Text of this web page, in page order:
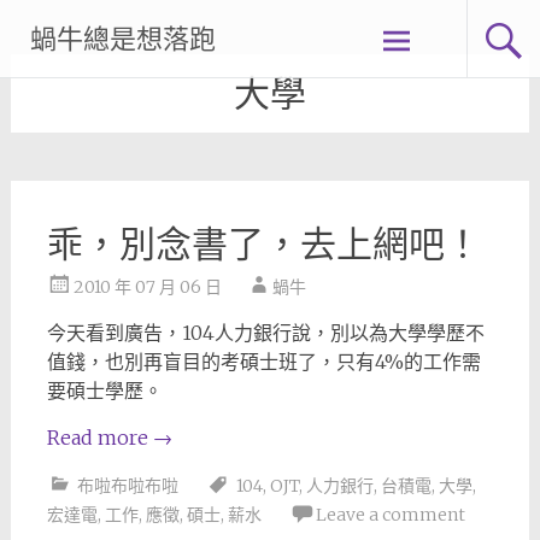
content
蝸牛總是想落跑
大學
乖，別念書了，去上網吧！
2010 年 07 月 06 日 蝸牛
今天看到廣告，104人力銀行說，別以為大學學歷不
值錢，也別再盲目的考碩士班了，只有4%的工作需
要碩士學歷。
Read more →
布啦布啦布啦 104, OJT, 人力銀行, 台積電, 大學,
宏達電, 工作, 應徵, 碩士, 薪水 Leave a comment